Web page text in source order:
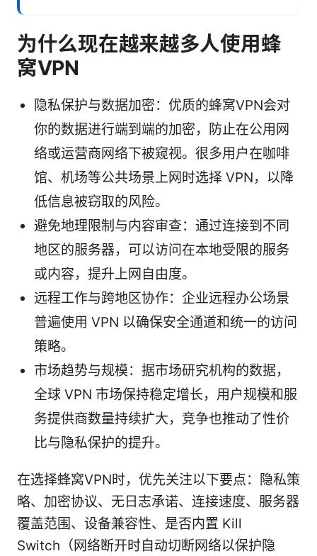
为什么现在越来越多人使用蜂
窝VPN
隐私保护与数据加密：优质的蜂窝VPN会对
你的数据进行端到端的加密，防止在公用网
络或运营商网络下被窥视。很多用户在咖啡
馆、机场等公共场景上网时选择 VPN，以降
低信息被窃取的风险。
避免地理限制与内容审查：通过连接到不同
地区的服务器，可以访问在本地受限的服务
或内容，提升上网自由度。
远程工作与跨地区协作：企业远程办公场景
普遍使用 VPN 以确保安全通道和统一的访问
策略。
市场趋势与规模：据市场研究机构的数据，
全球 VPN 市场保持稳定增长，用户规模和服
务提供商数量持续扩大，竞争也推动了性价
比与隐私保护的提升。
在选择蜂窝VPN时，优先关注以下要点：隐私策
略、加密协议、无日志承诺、连接速度、服务器
覆盖范围、设备兼容性、是否内置 Kill
Switch（网络断开时自动切断网络以保护隐